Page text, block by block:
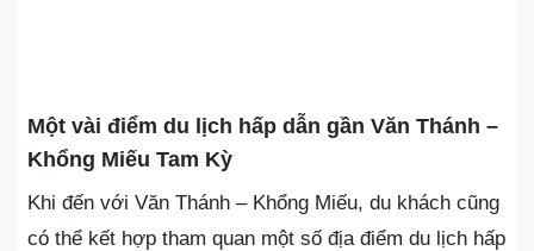
Một vài điểm du lịch hấp dẫn gần Văn Thánh –
Khổng Miếu Tam Kỳ
Khi đến với Văn Thánh – Khổng Miếu, du khách cũng
có thể kết hợp tham quan một số địa điểm du lịch hấp